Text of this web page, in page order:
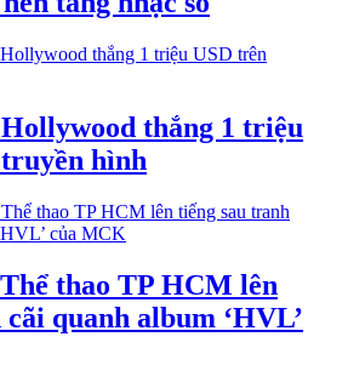
thắng 1 triệu
hình
thao TP HCM lên
quanh album ‘HVL’